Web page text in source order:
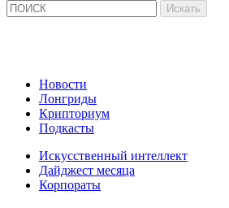
Новости
Лонгриды
Крипториум
Подкасты
Искусственный интеллект
Дайджест месяца
Корпораты